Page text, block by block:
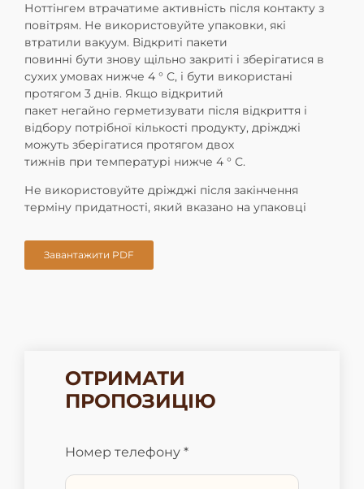
Ноттінгем втрачатиме активність після контакту з
повітрям. Не використовуйте упаковки, які
втратили вакуум. Відкриті пакети
повинні бути знову щільно закриті і зберігатися в
сухих умовах нижче 4 ° С, і бути використані
протягом 3 днів. Якщо відкритий
пакет негайно герметизувати після відкриття і
відбору потрібної кількості продукту, дріжджі
можуть зберігатися протягом двох
тижнів при температурі нижче 4 ° С.
Не використовуйте дріжджі після закінчення
терміну придатності, який вказано на упаковці
Завантажити PDF
ОТРИМАТИ
ПРОПОЗИЦІЮ
Номер телефону *